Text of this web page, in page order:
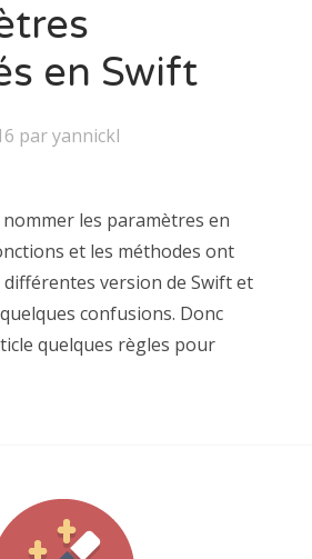
en Swift
paryannickl
les paramètres en
et les méthodes ont
différentes version de Swift et
confusions. Donc
quelques règles pour